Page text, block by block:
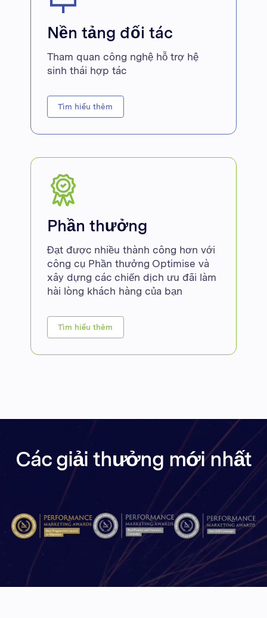
Nền tảng đối tác
Tham quan công nghệ hỗ trợ hệ
sinh thái hợp tác
Tìm hiểu thêm
Phần thưởng
Đạt được nhiều thành công hơn với
công cụ Phần thưởng Optimise và
xây dựng các chiến dịch ưu đãi làm
hài lòng khách hàng của bạn
Tìm hiểu thêm
Các giải thưởng mới nhất